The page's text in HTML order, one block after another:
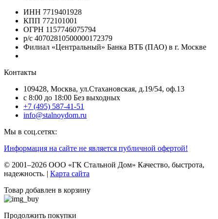
ИНН 7719401928
КПП 772101001
ОГРН 1157746075794
р/с 40702810500000172379
Филиал «Центральный» Банка ВТБ (ПАО) в г. Москве
Контакты
109428, Москва, ул.Стахановская, д.19/54, оф.13
c 8:00 до 18:00 Без выходных
+7 (495) 587-41-51
info@stalnoydom.ru
Мы в соц.сетях:
Информация на сайте не является публичной офертой!
© 2001–2026 ООО «ГК Стальной Дом» Качество, быстрота,
надежность. | Карта сайта
Товар добавлен в корзину
Продолжить покупки